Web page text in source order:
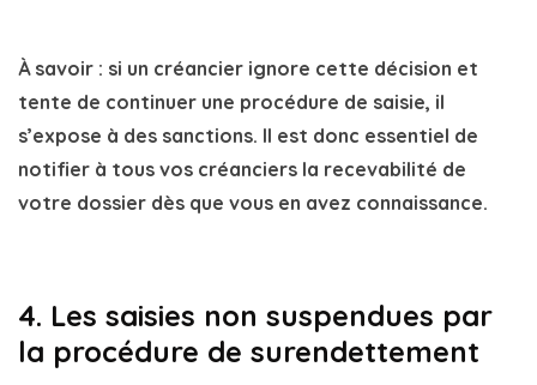
À savoir : si un créancier ignore cette décision et
tente de continuer une procédure de saisie, il
s’expose à des sanctions. Il est donc essentiel de
notifier à tous vos créanciers la recevabilité de
votre dossier dès que vous en avez connaissance.
4. Les saisies non suspendues par
la procédure de surendettement